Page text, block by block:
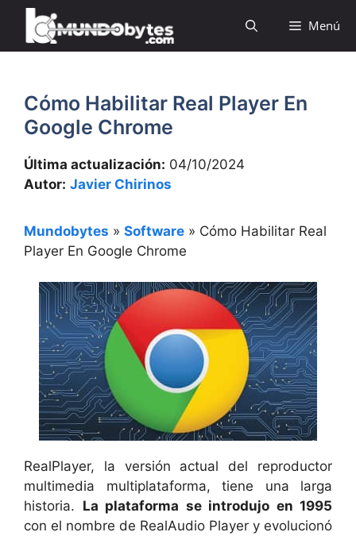
Saltar
contenido
Menú
Cómo Habilitar Real Player En
Google Chrome
Última actualización: 04/10/2024
Autor: Javier Chirinos
Mundobytes » Software » Cómo Habilitar Real
Player En Google Chrome
RealPlayer, la versión actual del reproductor
multimedia multiplataforma, tiene una larga
historia. La plataforma se introdujo en 1995
con el nombre de RealAudio Player y evolucionó